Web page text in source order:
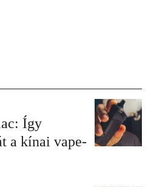
Így
a kínai vape-